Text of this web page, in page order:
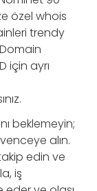
özel whois
trendy
için ayrı
beklemeyin;
alın.
edin ve
iş